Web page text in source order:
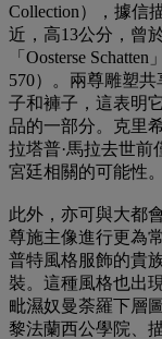
Collection），據信
近，高13公分，曾
「Oosterse
570）。兩尊雕塑
子和褲子，這表明
品的一部分。克里
拉塔普·馬拉去世
宮廷相關的可能性。
此外，亦可與大都
尊施主像進行更為
普特風格服飾的貴
裝。這種風格也出
毗濕奴曼荼羅下層
黎法蘭西公學院、